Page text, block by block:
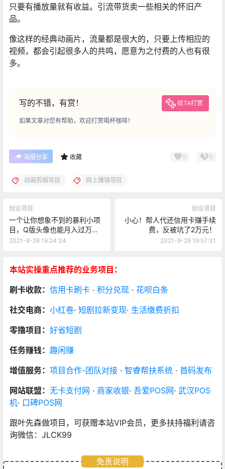
只要有播放量就有收益。引流带货卖一些相关的怀旧产
品。
像这样的经典动画片，流量都是很大的，只要上传相应的
视频，都会引起很多人的共鸣，愿意为之付费的人也有很
多。
写的不错，有赏！ 给TA打赏
如果文章对您有帮助，欢迎打赏喝杯咖啡！
海报分享 收藏 0 0
动画剪辑项目 网上赚钱项目
创业项目
一个让你想象不到的暴利小项
目，Q版头像也能月入过万，
了解下
2021-9-26 19:24:34
创业项目
小心！帮人代还信用卡赚手续
费，反被坑了2万元！
2021-9-28 19:57:31
本站实操重点推荐的业务项目：
刷卡收款： 信用卡刷卡 · 积分兑现 · 花呗白条
社交电商： 小红卷· 短剧拉新变现· 生活缴费折扣
零撸项目： 好省短剧
任务赚钱： 趣闲赚
增值服务： 项目合作-团队对接 · 智睿帮扶系统 · 首码发布
网站联盟： 无卡支付网 · 商家收银· 吾爱POS网· 武汉POS
机· 口碑POS网
跟叶先森做项目，可获赠本站VIP会员，更多扶持福利请咨
询微信：JLCK99
免责说明